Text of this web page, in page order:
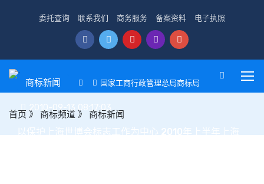
委托查询 联系我们 商务服务 备案资料 电子执照
首页 》 商标频道 》 商标新闻
商标新闻 国家工商行政管理总局商标局
2010-09-13 08:17:03
以保护上海世博会标志工作为中心 2010年上半年上海